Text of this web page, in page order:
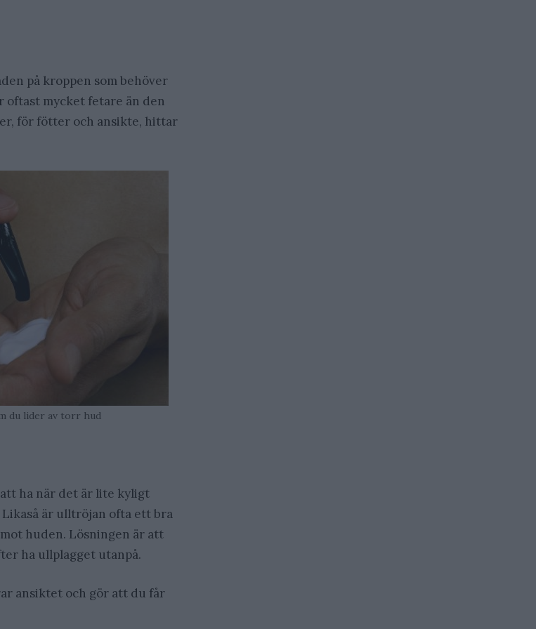
på kroppen som behöver
oftast mycket fetare än den
för fötter och ansikte, hittar
du lider av torr hud
ha när det är lite kyligt
Likaså är ulltröjan ofta ett bra
huden. Lösningen är att
ha ullplagget utanpå.
ansiktet och gör att du får